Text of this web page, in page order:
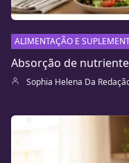
ALIMENTAÇÃO E
Absorção de
Sophia Helena Da